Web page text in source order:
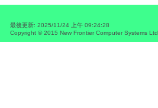
最後更新: 2025/11/24 上午 09:24:28
Copyright © 2015 New Frontier Computer Systems Ltd.